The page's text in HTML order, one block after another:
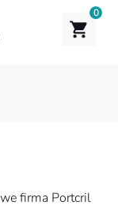
0
firma Portcril